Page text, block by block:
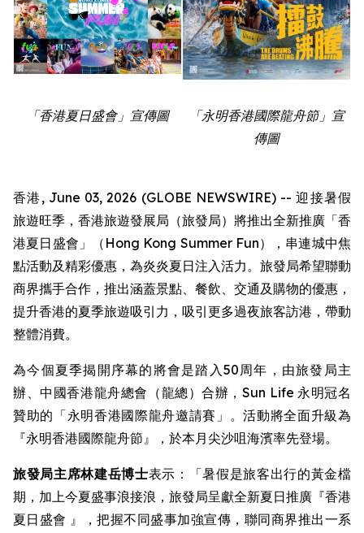
「香港夏日盛會」宣傳圖
「永明香港國際龍舟節」宣
傳圖
香港, June 03, 2026 (GLOBE NEWSWIRE) -- 迎接暑假
旅遊旺季，香港旅遊發展局（旅發局）將推出全新推廣「香
港夏日盛會」（Hong Kong Summer Fun），串連城中焦
點活動及精彩優惠，為炎炎夏日注入活力。旅發局希望聯動
商界攜手合作，推出涵蓋景點、餐飲、交通及購物的優惠，
提升香港的夏季旅遊吸引力，吸引更多過夜旅客訪港，帶動
整體消費。
為今個夏季揭開序幕的將會是踏入50周年，由旅發局主
辦、中國香港龍舟總會（龍總）合辦，Sun Life 永明冠名
贊助的「永明香港國際龍舟邀請賽」。活動將全面升級為
『永明香港國際龍舟節』，於本月尖沙咀海濱率先登場。
旅發局主席林建岳博士表示：「暑假是旅客出行的黃金檔
期，加上今夏盛事浪接浪，旅發局呈獻全新夏日推廣『香港
夏日盛會 』，把握不同盛事加強宣傳，聯同商界推出一系